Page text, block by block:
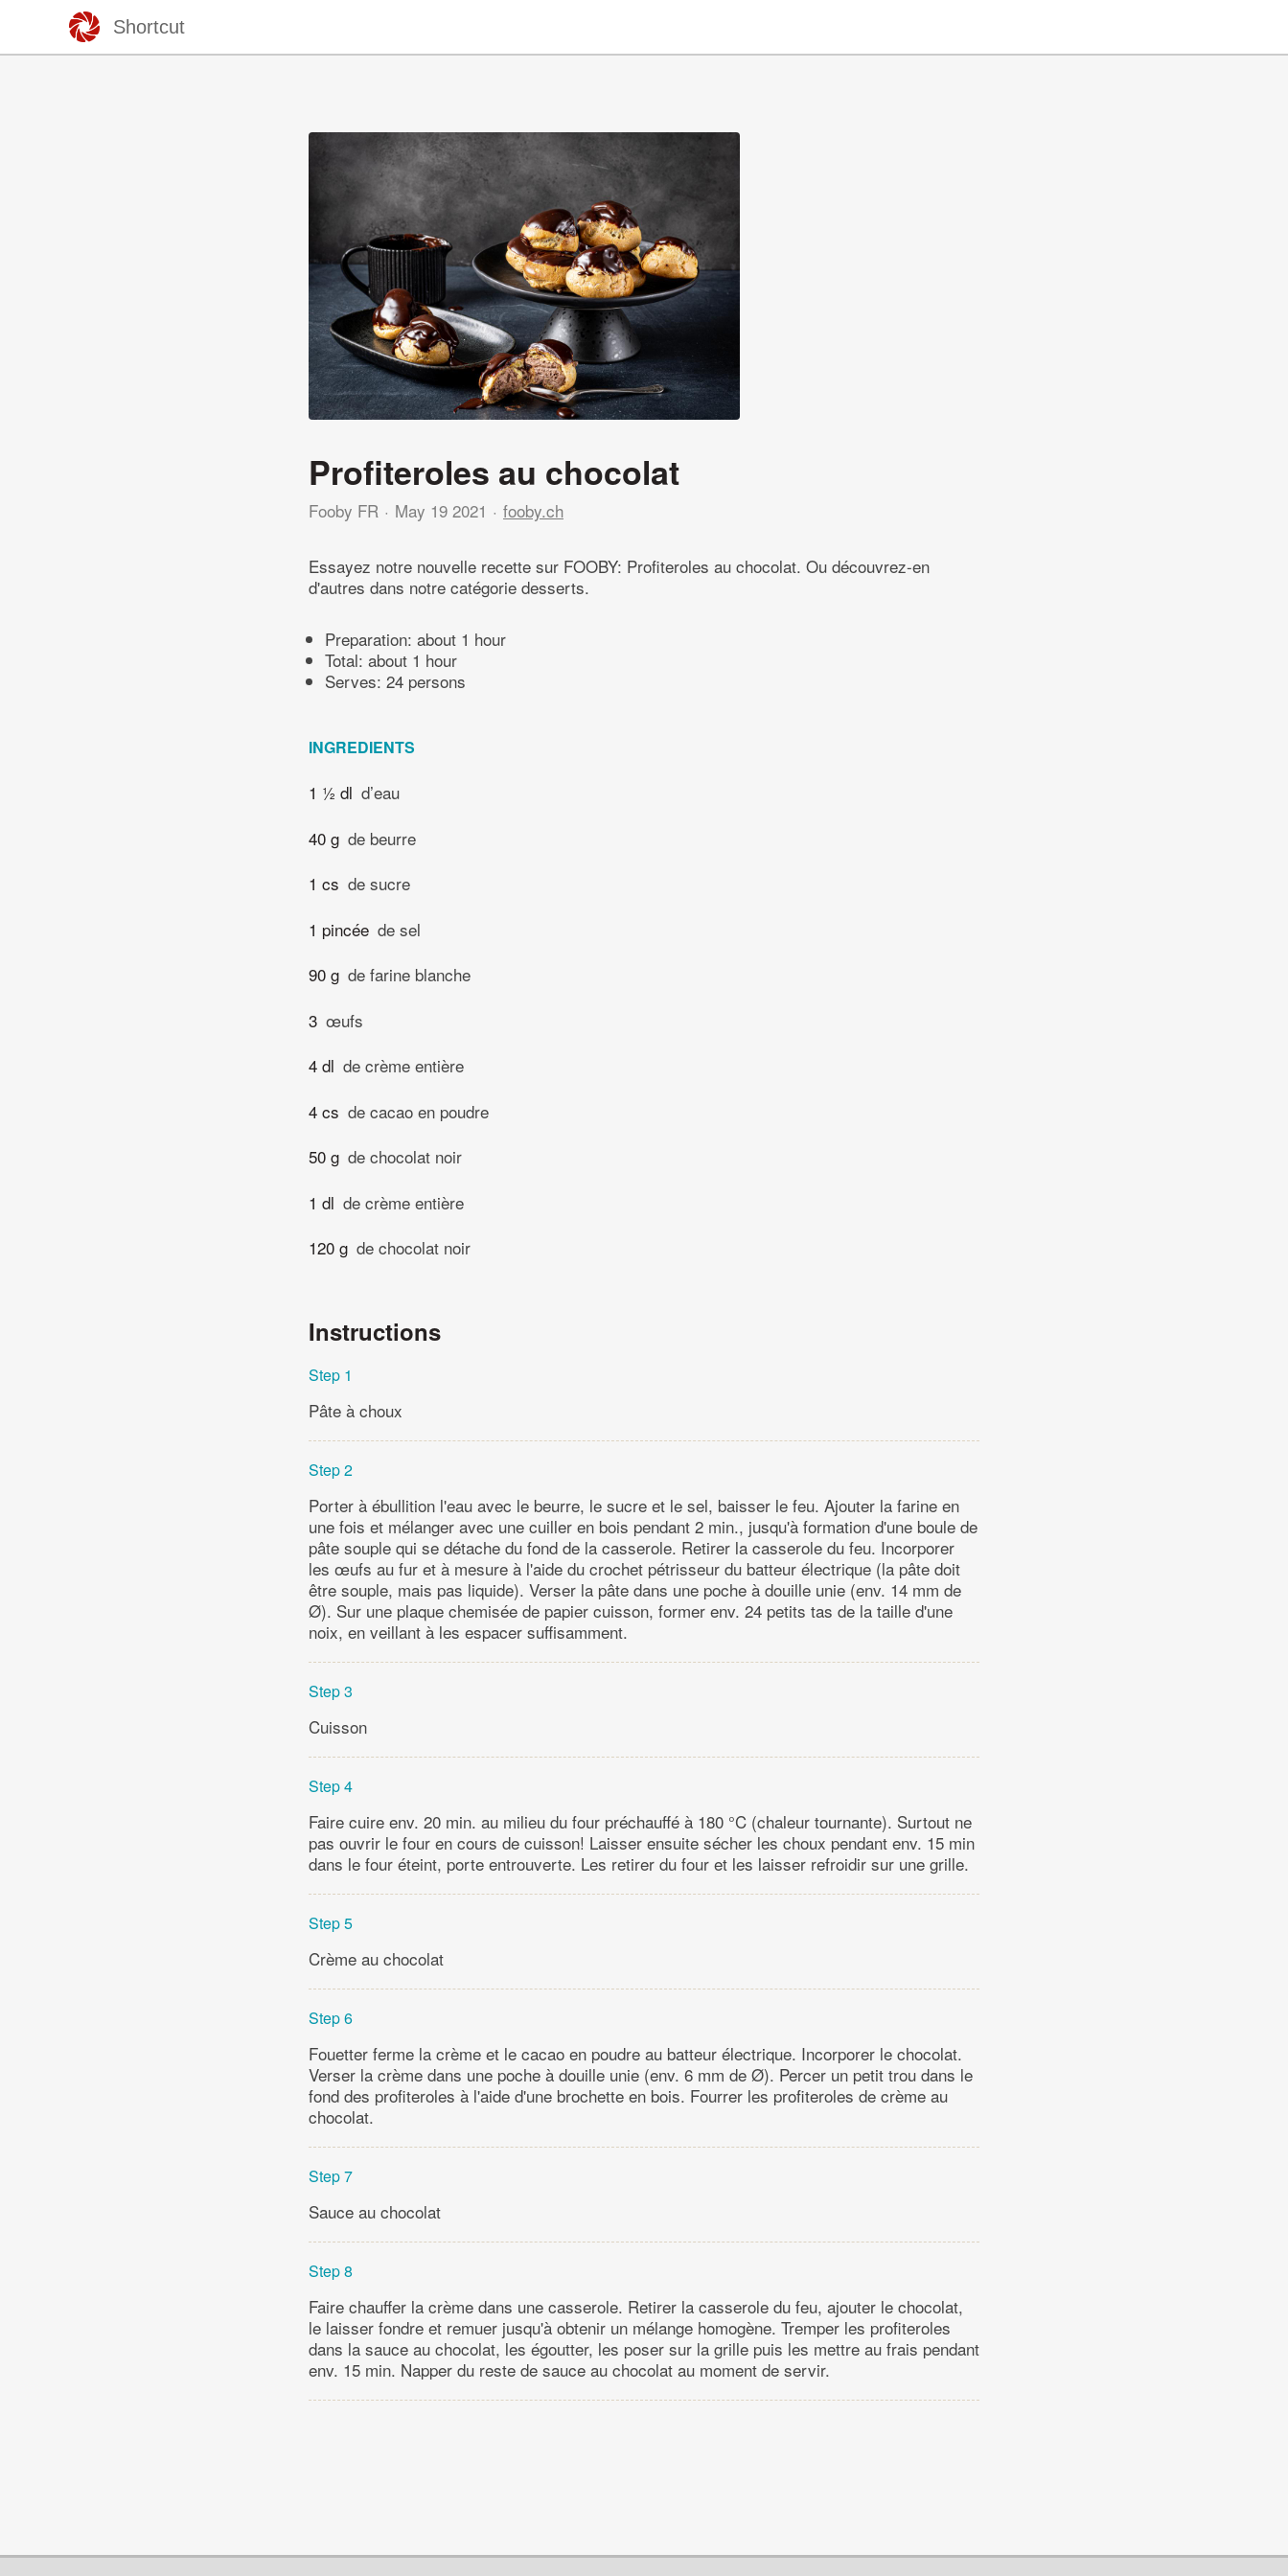
Shortcut
Profiteroles au chocolat
Fooby FR May 19 2021 fooby.ch
Essayez notre nouvelle recette sur FOOBY: Profiteroles au chocolat. Ou découvrez-en
d'autres dans notre catégorie desserts.
Preparation: about 1 hour
Total: about 1 hour
Serves: 24 persons
INGREDIENTS
1 ½ dl d’eau
40 g de beurre
1 cs de sucre
1 pincée de sel
90 g de farine blanche
3 œufs
4 dl de crème entière
4 cs de cacao en poudre
50 g de chocolat noir
1 dl de crème entière
120 g de chocolat noir
Instructions
Step 1
Pâte à choux
Step 2
Porter à ébullition l'eau avec le beurre, le sucre et le sel, baisser le feu. Ajouter la farine en
une fois et mélanger avec une cuiller en bois pendant 2 min., jusqu'à formation d'une boule de
pâte souple qui se détache du fond de la casserole. Retirer la casserole du feu. Incorporer
les œufs au fur et à mesure à l'aide du crochet pétrisseur du batteur électrique (la pâte doit
être souple, mais pas liquide). Verser la pâte dans une poche à douille unie (env. 14 mm de
Ø). Sur une plaque chemisée de papier cuisson, former env. 24 petits tas de la taille d'une
noix, en veillant à les espacer suffisamment.
Step 3
Cuisson
Step 4
Faire cuire env. 20 min. au milieu du four préchauffé à 180 °C (chaleur tournante). Surtout ne
pas ouvrir le four en cours de cuisson! Laisser ensuite sécher les choux pendant env. 15 min
dans le four éteint, porte entrouverte. Les retirer du four et les laisser refroidir sur une grille.
Step 5
Crème au chocolat
Step 6
Fouetter ferme la crème et le cacao en poudre au batteur électrique. Incorporer le chocolat.
Verser la crème dans une poche à douille unie (env. 6 mm de Ø). Percer un petit trou dans le
fond des profiteroles à l'aide d'une brochette en bois. Fourrer les profiteroles de crème au
chocolat.
Step 7
Sauce au chocolat
Step 8
Faire chauffer la crème dans une casserole. Retirer la casserole du feu, ajouter le chocolat,
le laisser fondre et remuer jusqu'à obtenir un mélange homogène. Tremper les profiteroles
dans la sauce au chocolat, les égoutter, les poser sur la grille puis les mettre au frais pendant
env. 15 min. Napper du reste de sauce au chocolat au moment de servir.